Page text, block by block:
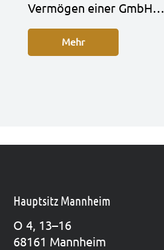
Ver­mö­gen einer GmbH…
Mehr
Hauptsitz Mannheim
O 4, 13–16
68161 Mann­heim